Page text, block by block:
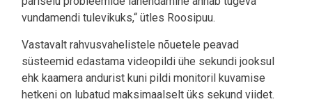
vundamendi tulevikuks,“ ütles Roosipuu.
Vastavalt rahvusvahelistele nõuetele peavad
süsteemid edastama videopildi ühe sekundi jooksul
ehk kaamera andurist kuni pildi monitoril kuvamise
hetkeni on lubatud maksimaalselt üks sekund viidet.